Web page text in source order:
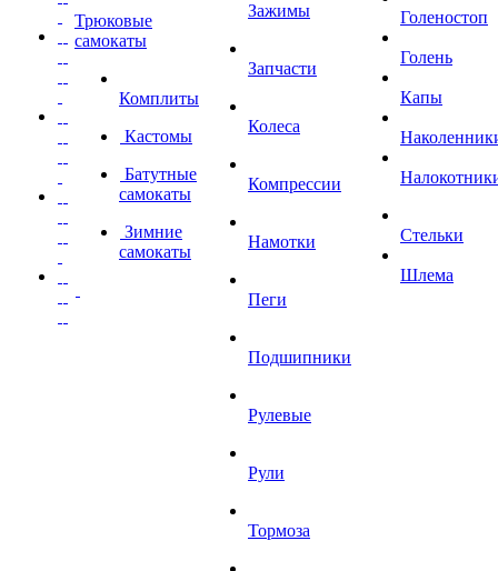
Трюковые
самокаты
Комплиты
Кастомы
Батутные
самокаты
Зимние
самокаты
Зажимы
Запчасти
Колеса
Компрессии
Намотки
Пеги
Подшипники
Рулевые
Рули
Тормоза
Голеностоп
Голень
Капы
Стельки
Шлема